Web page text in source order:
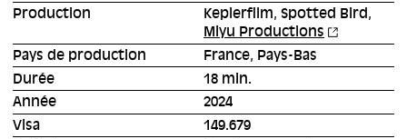
Production
Keplerfilm, Spotted Bird,
Miyu Productions
Pays de production
France, Pays-Bas
Durée
18 min.
Année
2024
Visa
149.679